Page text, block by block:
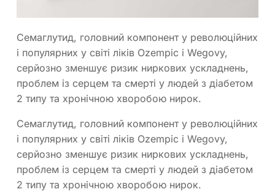
Семаглутид, головний компонент у революційних
і популярних у світі ліків Ozempic і Wegovy,
серйозно зменшує ризик ниркових ускладнень,
проблем із серцем та смерті у людей з діабетом
2 типу та хронічною хворобою нирок.
Семаглутид, головний компонент у революційних
і популярних у світі ліків Ozempic і Wegovy,
серйозно зменшує ризик ниркових ускладнень,
проблем із серцем та смерті у людей з діабетом
2 типу та хронічною хворобою нирок.